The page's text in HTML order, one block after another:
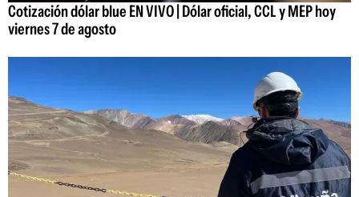
Cotización dólar blue EN VIVO | Dólar oficial, CCL y MEP hoy
viernes 7 de agosto